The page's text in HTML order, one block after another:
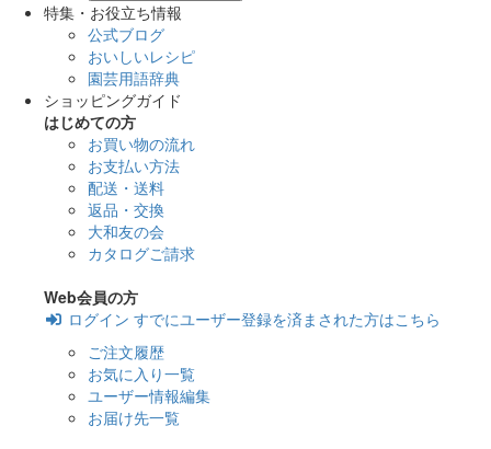
特集・お役立ち情報
公式ブログ
おいしいレシピ
園芸用語辞典
ショッピングガイド
はじめての方
お買い物の流れ
お支払い方法
配送・送料
返品・交換
大和友の会
カタログご請求
Web会員の方
ログイン すでにユーザー登録を済まされた方はこちら
ご注文履歴
お気に入り一覧
ユーザー情報編集
お届け先一覧